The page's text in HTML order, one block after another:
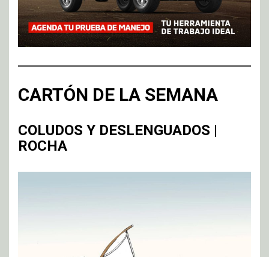
CARTÓN DE LA SEMANA
COLUDOS Y DESLENGUADOS |
ROCHA